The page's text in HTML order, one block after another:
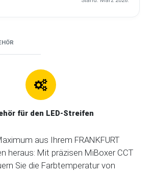
für den LED-Streifen
aus Ihrem FRANKFURT
heraus: Mit präzisen MiBoxer CCT
Sie die Farbtemperatur von